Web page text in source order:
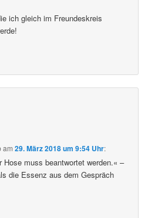
ich gleich im Freundeskreis
am29. März 2018 um 9:54 Uhr:
Hose muss beantwortet werden.« –
die Essenz aus dem Gespräch